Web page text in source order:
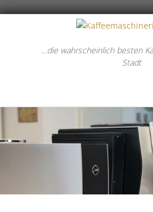
…die wahrscheinlich besten
Stadt